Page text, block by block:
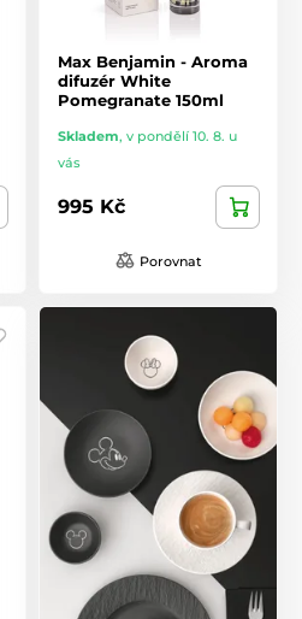
Max Benjamin - Aroma
difuzér White
Pomegranate 150ml
Skladem, v pondělí 10. 8. u
vás
995 Kč
Porovnat